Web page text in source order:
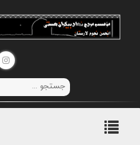
منوی
اصلی